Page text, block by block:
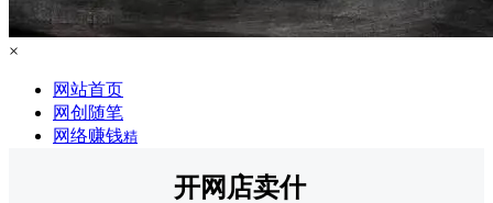
×
网站首页
网创随笔
网络赚钱精
开网店卖什